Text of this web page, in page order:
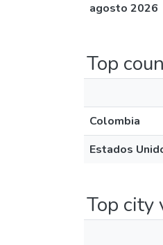
agosto 2026
Top
Colombia
Estados
Top city